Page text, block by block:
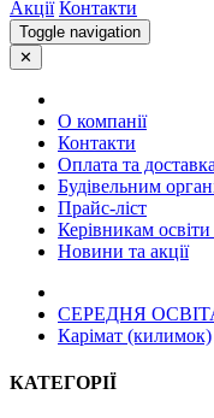
Акції Контакти
Toggle navigation
✕
О компанії
Контакти
Оплата та доставка
Будівельним
Прайс-ліст
Керівникам освіти
Новини та акції
СЕРЕДНЯ
Карімат (килимок)
КАТЕГОРІЇ